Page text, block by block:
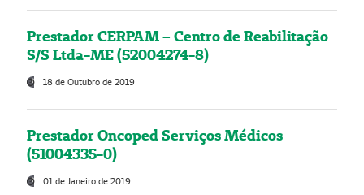
Prestador CERPAM – Centro de Reabilitação
S/S Ltda-ME (52004274-8)
18 de Outubro de 2019
Prestador Oncoped Serviços Médicos
(51004335-0)
01 de Janeiro de 2019